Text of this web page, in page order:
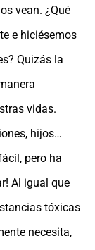
vean. ¿Qué
e hiciésemos
Quizás la
vidas.
hijos…
pero ha
Al igual que
tóxicas
necesita,